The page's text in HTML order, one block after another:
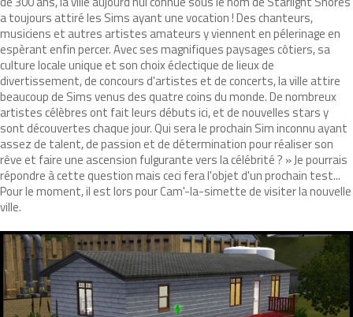
a toujours attiré les Sims ayant une vocation ! Des chanteurs,
musiciens et autres artistes amateurs y viennent en pélerinage en
espèrant enfin percer. Avec ses magnifiques paysages côtiers, sa
culture locale unique et son choix éclectique de lieux de
divertissement, de concours d'artistes et de concerts, la ville attire
beaucoup de Sims venus des quatre coins du monde. De nombreux
artistes célèbres ont fait leurs débuts ici, et de nouvelles stars y
sont découvertes chaque jour. Qui sera le prochain Sim inconnu ayant
assez de talent, de passion et de détermination pour réaliser son
rêve et faire une ascension fulgurante vers la célébrité ? » Je pourrais
répondre à cette question mais ceci fera l'objet d'un prochain test...
Pour le moment, il est lors pour Cam'-la-simette de visiter la nouvelle
ville.